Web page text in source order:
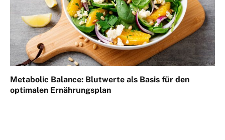
Metabolic Balance: Blutwerte als Basis für den
optimalen Ernährungsplan